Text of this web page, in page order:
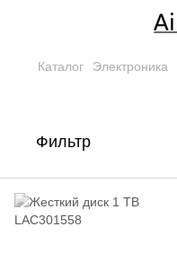
Каталог Электроника
Фильтр